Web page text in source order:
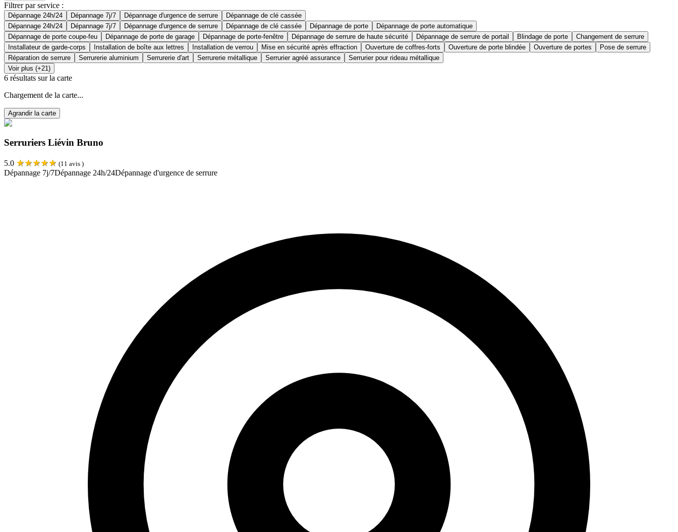
Filtrer par service :
Dépannage 24h/24 Dépannage 7j/7 Dépannage d'urgence de serrure
Dépannage de clé cassée
Dépannage 24h/24
Dépannage 7j/7 Dépannage d'urgence de serrure Dépannage de clé cassée Dépannage de porte
Dépannage de porte automatique
Dépannage de porte coupe-feu
Dépannage de porte de garage Dépannage de porte-fenêtre Dépannage de serrure de haute sécurité Dépannage de serrure de portail Blindage de porte
Changement de serrure
Installateur de garde-corps
Installation de boîte aux lettres Installation de verrou Mise en sécurité après effraction Ouverture de coffres-forts Ouverture de porte blindée Ouverture de portes
Pose de serrure
Réparation de serrure
Serrurerie aluminium Serrurerie d'art Serrurerie métallique Serrurier agréé assurance
Serrurier pour rideau métallique
Voir plus (+21)
6 résultats sur la carte
Chargement de la carte...
Agrandir la carte
Serruriers Liévin Bruno
5.0 ★★★★★ (11 avis )
Dépannage 7j/7Dépannage 24h/24Dépannage d'urgence de serrure